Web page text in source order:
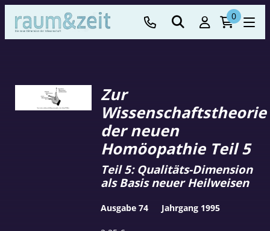
0
Zur
Wissenschaftstheorie
der neuen
Homöopathie Teil 5
Teil 5: Qualitäts-Dimension
als Basis neuer Heilweisen
Ausgabe 74 Jahrgang 1995